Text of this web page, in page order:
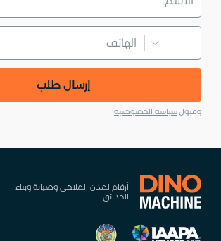
إرسال طلب
وقبولسياسة الخصوصية
أرقام لمدن الملاهي وصيانة وبناء
الحدائق